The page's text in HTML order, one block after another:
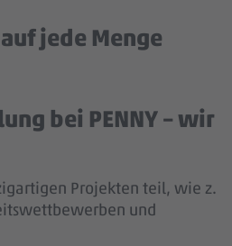
jede Menge
bei PENNY – wir
Projekten teil, wie z.
und